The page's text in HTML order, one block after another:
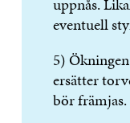
uppnås.
eventuell
5)
ersätter
bör främjas.